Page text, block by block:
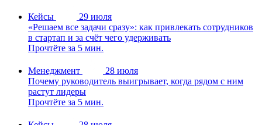
Кейсы
29 июля
«Решаем все задачи сразу»: как привлекать сотрудников
в стартап и за счёт чего удерживать
Прочтёте за 5 мин.
Менеджмент
28 июля
Почему руководитель выигрывает, когда рядом с ним
растут лидеры
Прочтёте за 5 мин.